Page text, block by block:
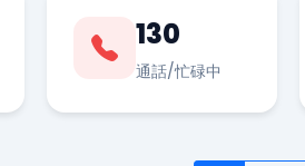
130
通話/忙碌中